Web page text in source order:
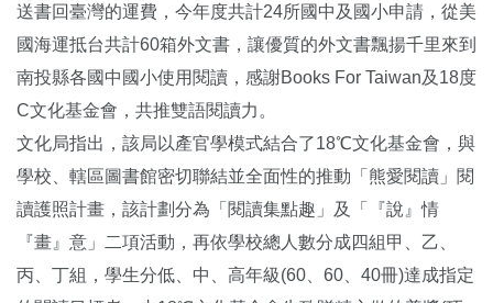
送書回臺灣的運費，今年度共計24所國中及國小申請，從美
國海運抵台共計60箱外文書，讓優質的外文書飄揚千里來到
南投縣各國中國小使用閱讀，感謝Books For Taiwan及18度
C文化基金會，共推雙語閱讀力。
文化局指出，該局以產官學模式結合了18℃文化基金會，與
學校、轄區圖書館密切聯結並全面性的推動「熊愛閱讀」閱
讀護照計畫，該計劃分為「閱讀集點趣」及「『說』情
『畫』意」二項活動，再依學校總人數分成四組甲、乙、
丙、丁組，學生分低、中、高年級(60、60、40冊)達成指定